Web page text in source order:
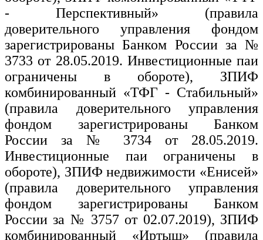
- Перспективный» (правила
доверительного управления фондом
зарегистрированы Банком России за №
3733 от 28.05.2019. Инвестиционные паи
ограничены в обороте), ЗПИФ
комбинированный «ТФГ - Стабильный»
(правила доверительного управления
фондом зарегистрированы Банком
России за № 3734 от 28.05.2019.
Инвестиционные паи ограничены в
обороте), ЗПИФ недвижимости «Енисей»
(правила доверительного управления
фондом зарегистрированы Банком
России за № 3757 от 02.07.2019), ЗПИФ
комбинированный «Иртыш» (правила